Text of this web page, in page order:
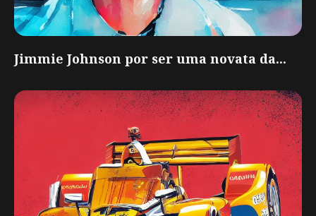
Jimmie Johnson por ser uma novata da...